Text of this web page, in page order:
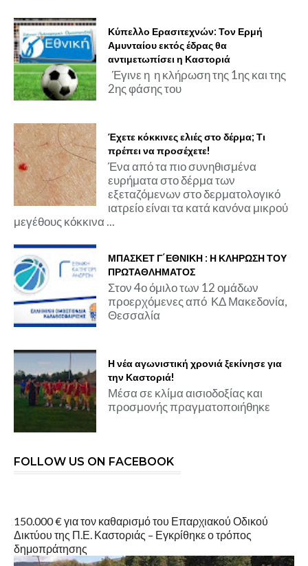
Κύπελλο Ερασιτεχνών: Τον Ερμή
Αμυνταίου εκτός έδρας θα
αντιμετωπίσει η Καστοριά
Έγινε η η κλήρωση της 1ης και της
2ης φάσης του
Έχετε κόκκινες ελιές στο δέρμα; Τι
πρέπει να προσέχετε!
Ένα από τα πιο συνηθισμένα
ευρήματα στο δέρμα των
εξεταζόμενων στο δερματολογικό
ιατρείο είναι τα κατά κανόνα μικρού
μεγέθους κόκκινα ...
ΜΠΑΣΚΕΤ Γ΄ΕΘΝΙΚΗ : Η ΚΛΗΡΩΣΗ ΤΟΥ
ΠΡΩΤΑΘΛΗΜΑΤΟΣ
Στον 4ο όμιλο των 12 ομάδων
προερχόμενες από ΚΔ Μακεδονία,
Θεσσαλία
Η νέα αγωνιστική χρονιά ξεκίνησε για
την Καστοριά!
Μέσα σε κλίμα αισιοδοξίας και
προσμονής πραγματοποιήθηκε
FOLLOW US ON FACEBOOK
150.000 € για τον καθαρισμό του Επαρχιακού Οδικού
Δικτύου της Π.Ε. Καστοριάς – Εγκρίθηκε ο τρόπος
δημοπράτησης